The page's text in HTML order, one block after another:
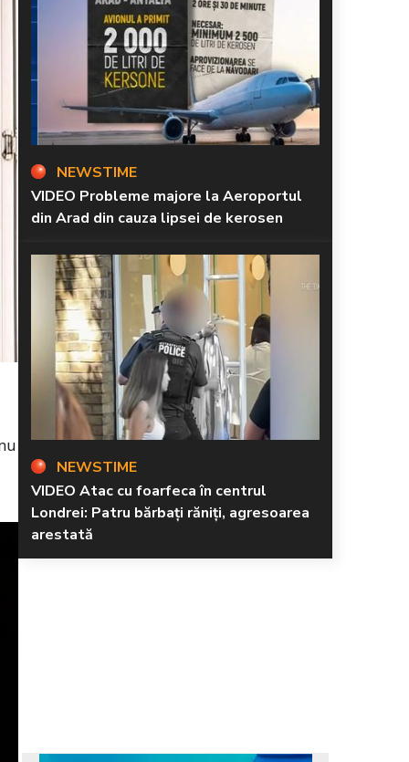
NEWSTIME
VIDEO Probleme majore la Aeroportul
din Arad din cauza lipsei de kerosen
NEWSTIME
VIDEO Atac cu foarfeca în centrul
Londrei: Patru bărbați răniți, agresoarea
arestată